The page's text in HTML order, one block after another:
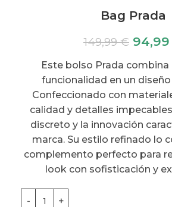
Bag Prada
149,99€ 94,99
Este bolso Prada combina
funcionalidad en un
Confeccionado con
calidad y detalles
discreto y la innovación
marca. Su estilo refinado lo
complemento perfecto para
look con sofisticación y